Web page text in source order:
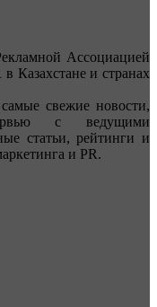
Ассоциацией
Казахстане и странах
свежие новости,
с ведущими
статьи, рейтинги и
и PR.